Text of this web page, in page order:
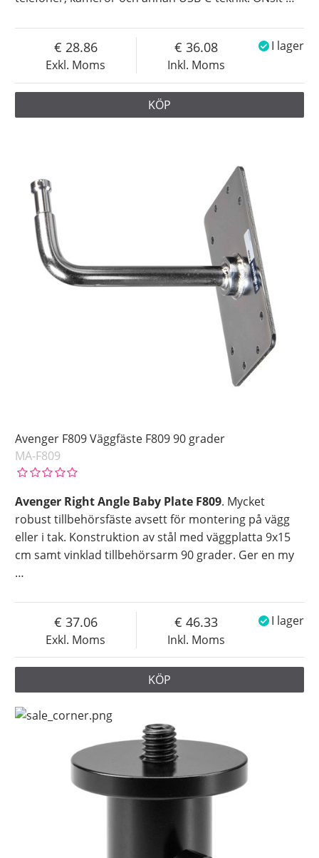
Exkl. Moms
28.86
Inkl. Moms
36.08 I lager
KÖP
Avenger F809 Väggfäste F809 90 grader
MA-F809
Avenger Right Angle Baby Plate F809. Mycket
robust tillbehörsfäste avsett för montering på vägg
eller i tak. Konstruktion av stål med väggplatta 9x15
cm samt vinklad tillbehörsarm 90 grader. Ger en my
…
Exkl. Moms
37.06
Inkl. Moms
46.33 I lager
KÖP